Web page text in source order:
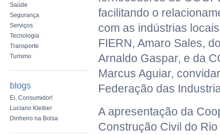
Saúde
Segurança
Serviços
Tecnologia
Transporte
Turismo
blogs
Ei, Consumidor!
Luciano Kleiber
Dinheiro na Bolsa
facilitando o
com as indústrias
FIERN, Amaro Sales,
Arnaldo Gaspar, e da
Marcus Aguiar,
Federação das
A apresentação da
Construção Civil do